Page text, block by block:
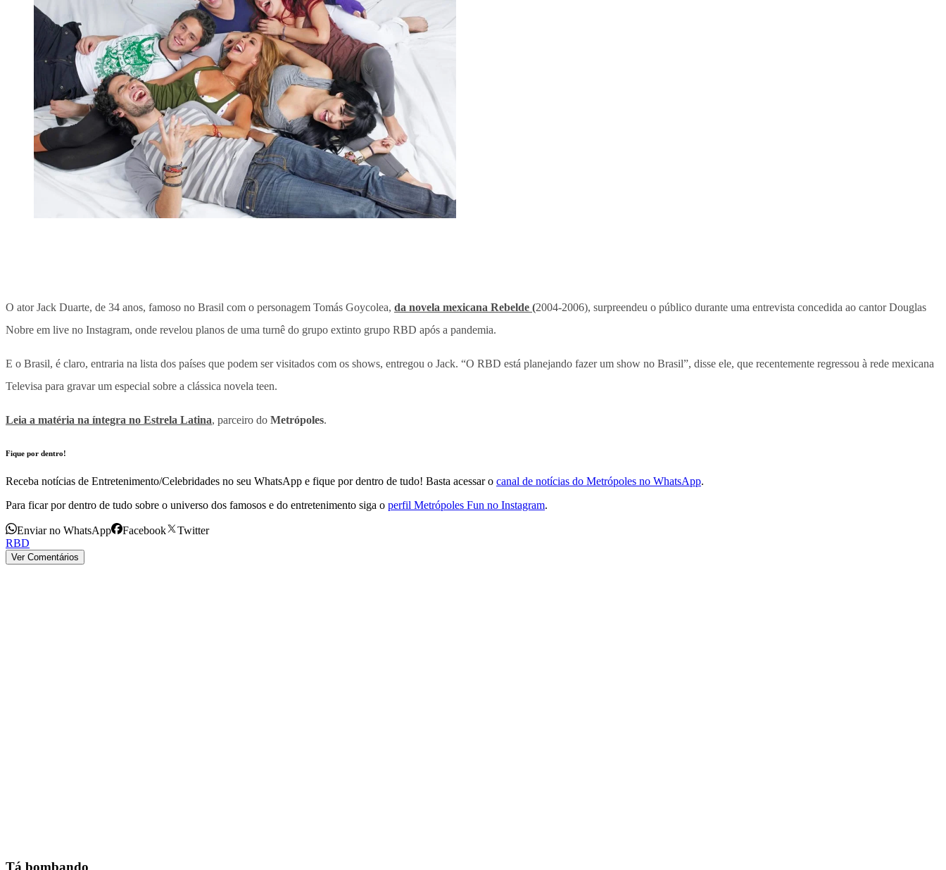
O ator Jack Duarte, de 34 anos, famoso no Brasil com o personagem Tomás Goycolea, da novela mexicana Rebelde (2004-2006), surpreendeu o público durante uma entrevista concedida ao cantor Douglas
Nobre em live no Instagram, onde revelou planos de uma turnê do grupo extinto grupo RBD após a pandemia.
E o Brasil, é claro, entraria na lista dos países que podem ser visitados com os shows, entregou o Jack. “O RBD está planejando fazer um show no Brasil”, disse ele, que recentemente regressou à rede mexicana
Televisa para gravar um especial sobre a clássica novela teen.
Leia a matéria na íntegra no Estrela Latina, parceiro do Metrópoles.
Fique por dentro!
Receba notícias de Entretenimento/Celebridades no seu WhatsApp e fique por dentro de tudo! Basta acessar o canal de notícias do Metrópoles no WhatsApp.
Para ficar por dentro de tudo sobre o universo dos famosos e do entretenimento siga o perfil Metrópoles Fun no Instagram.
Enviar no WhatsApp Facebook
Twitter
RBD
Ver Comentários
Tá bombando